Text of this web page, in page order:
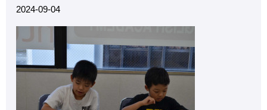
2024-09-04